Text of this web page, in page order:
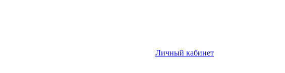
Личный кабинет